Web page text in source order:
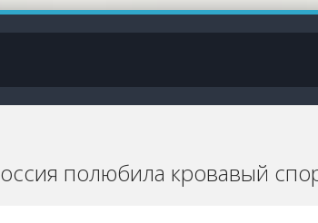
полюбила кровавый